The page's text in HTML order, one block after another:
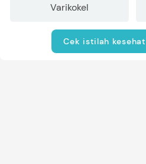
Varikokel
Cek istilah